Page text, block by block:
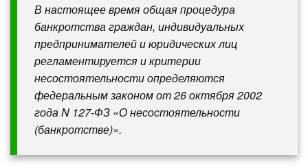
В настоящее время общая процедура
банкротства граждан, индивидуальных
предпринимателей и юридических лиц
регламентируется и критерии
несостоятельности определяются
федеральным законом от 26 октября 2002
года N 127-ФЗ «О несостоятельности
(банкротстве)».